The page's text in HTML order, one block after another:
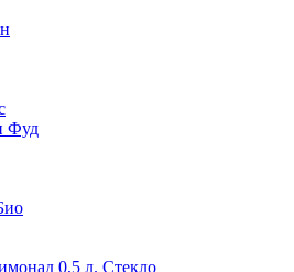
Фуд
0,5 л. Стекло